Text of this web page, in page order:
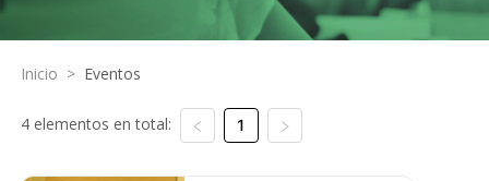
Inicio > Eventos
4 elementos en total: 1